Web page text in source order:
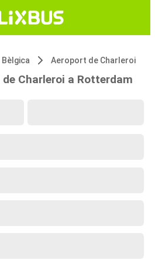
Bèlgica Aeroport de Charleroi
Charleroi a Rotterdam